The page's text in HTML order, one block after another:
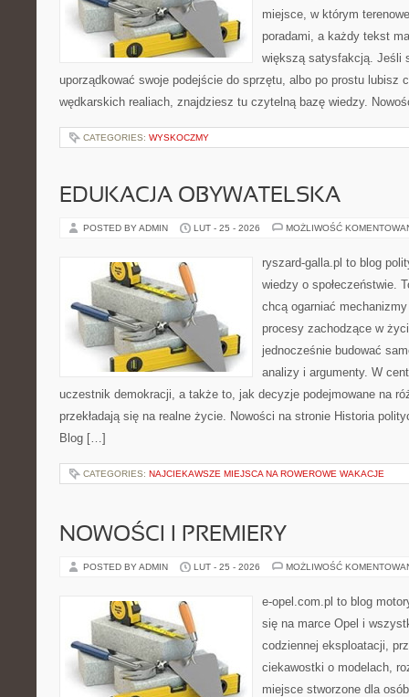
miejsce, w którym
poradami, a każdy tekst
większą satysfakcją. Jeśli
uporządkować swoje podejście do sprzętu, albo po prostu lubisz
wędkarskich realiach, znajdziesz tu czytelną bazę wiedzy.
CATEGORIES: WYSKOCZMY
EDUKACJA OBYWATELSKA
POSTED BY ADMIN LUT - 25 - 2026 MOŻLIWOŚĆ
ryszard-galla.pl to blog
wiedzy o społeczeństwie.
chcą ogarniać
procesy zachodzące w
jednocześnie budować
analizy i argumenty. W
uczestnik demokracji, a także to, jak decyzje podejmowane na
przekładają się na realne życie. Nowości na stronie Historia
Blog […]
CATEGORIES: NAJCIEKAWSZE MIEJSCA NA ROWEROWE WAKACJE
NOWOŚCI I PREMIERY
POSTED BY ADMIN LUT - 25 - 2026 MOŻLIWOŚĆ
e-opel.com.pl to blog
się na marce Opel i
codziennej eksploatacji,
ciekawostki o modelach,
miejsce stworzone dla